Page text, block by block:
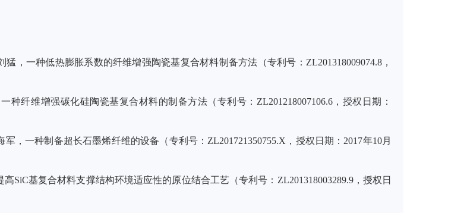
，一种低热膨胀系数的纤维增强陶瓷基复合材料制备方法（专利号：ZL201318009074.8，
纤维增强碳化硅陶瓷基复合材料的制备方法（专利号：ZL201218007106.6，授权日期：
，一种制备超长石墨烯纤维的设备（专利号：ZL201721350755.X，授权日期：2017年10月
SiC基复合材料支撑结构环境适应性的原位结合工艺（专利号：ZL201318003289.9，授权日